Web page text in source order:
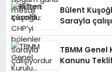
Bülent
Sarayla
TBMM
Kanunu